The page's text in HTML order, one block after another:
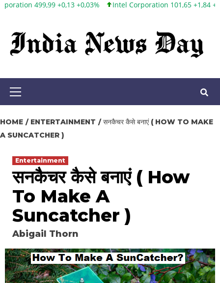
Skip
content
+0,03% Intel Corporation 101,65 +1,84 +1,84% Twitter,
Primary
HOME ENTERTAINMENT
सनकैचर कैसे बनाएं ( HOW TO MAKE
A SUNCATCHER )
Entertainment
सनकैचर कैसे बनाएं ( How
To Make A
Suncatcher )
Abigail Thorn